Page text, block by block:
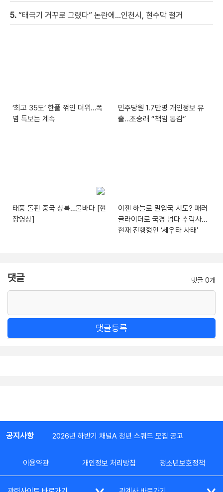
5. “태극기 거꾸로 그렸다” 논란에…인천시, 현수막 철거
‘최고 35도’ 한풀 꺾인 더위…폭
염 특보는 계속
민주당원 1.7만명 개인정보 유
출…조승래 “책임 통감”
태풍 돌핀 중국 상륙…물바다 [현
장영상]
이젠 하늘로 밀입국 시도? 패러
글라이더로 국경 넘다 추락사…
현재 진행형인 ‘세우타 사태’
댓글 댓글 0개
댓글등록
공지사항 2026년 하반기 채널A 청년 스쿼드 모집 공고
이용약관 개인정보 처리방침 청소년보호정책